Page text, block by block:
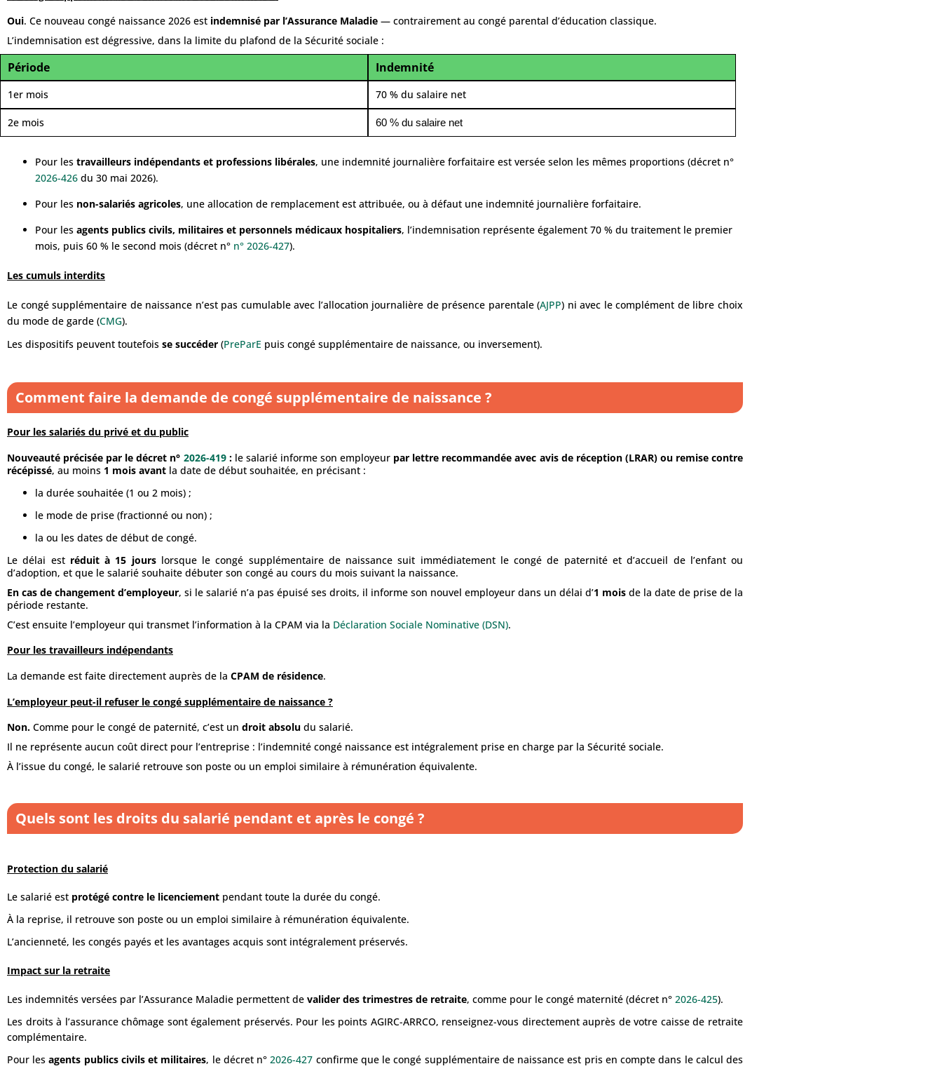
Oui. Ce nouveau congé naissance 2026 est indemnisé par l’Assurance Maladie — contrairement au congé parental d’éducation classique.
L’indemnisation est dégressive, dans la limite du plafond de la Sécurité sociale :
Période Indemnité
1er mois 70 % du salaire net
2e mois 60 % du salaire net
Pour les travailleurs indépendants et professions libérales, une indemnité journalière forfaitaire est versée selon les mêmes proportions (décret n°
2026-426 du 30 mai 2026).
Pour les non-salariés agricoles, une allocation de remplacement est attribuée, ou à défaut une indemnité journalière forfaitaire.
Pour les agents publics civils, militaires et personnels médicaux hospitaliers, l’indemnisation représente également 70 % du traitement le premier
mois, puis 60 % le second mois (décret n° n° 2026-427).
Les cumuls interdits
Le congé supplémentaire de naissance n’est pas cumulable avec l’allocation journalière de présence parentale (AJPP) ni avec le complément de libre choix
du mode de garde (CMG).
Les dispositifs peuvent toutefois se succéder (PreParE puis congé supplémentaire de naissance, ou inversement).
Comment faire la demande de congé supplémentaire de naissance ?
Pour les salariés du privé et du public
Nouveauté précisée par le décret n° 2026-419:le salarié informe son employeur par lettre recommandée avec avis de réception (LRAR) ou remise contre
récépissé, au moins 1 mois avant la date de début souhaitée, en précisant :
la durée souhaitée (1 ou 2 mois) ;
le mode de prise (fractionné ou non) ;
la ou les dates de début de congé.
Le délai est réduit à 15 jourslorsque le congé supplémentaire de naissance suit immédiatement le congé de paternité et d’accueil de l’enfant ou
d’adoption, et que le salarié souhaite débuter son congé au cours du mois suivant la naissance.
En cas de changement d’employeur, si le salarié n’a pas épuisé ses droits, il informe son nouvel employeur dans un délai d’1 mois de la date de prise de la
période restante.
C’est ensuite l’employeur qui transmet l’information à la CPAM via la Déclaration Sociale Nominative (DSN).
Pour les travailleurs indépendants
La demande est faite directement auprès de la CPAM de résidence.
L’employeur peut-il refuser le congé supplémentaire de naissance ?
Non. Comme pour le congé de paternité, c’est un droit absolu du salarié.
Il ne représente aucun coût direct pour l’entreprise : l’indemnité congé naissance est intégralement prise en charge par la Sécurité sociale.
À l’issue du congé, le salarié retrouve son poste ou un emploi similaire à rémunération équivalente.
Quels sont les droits du salarié pendant et après le congé ?
Protection du salarié
Le salarié est protégé contre le licenciement pendant toute la durée du congé.
À la reprise, il retrouve son poste ou un emploi similaire à rémunération équivalente.
L’ancienneté, les congés payés et les avantages acquis sont intégralement préservés.
Impact sur la retraite
Les indemnités versées par l’Assurance Maladie permettent de valider des trimestres de retraite, comme pour le congé maternité (décret n° 2026-425).
Les droits à l’assurance chômage sont également préservés. Pour les points AGIRC-ARRCO, renseignez-vous directement auprès de votre caisse de retraite
complémentaire.
Pour lesagents publics civils et militaires, le décret n° 2026-427 confirme que le congé supplémentaire de naissance est pris en compte dans le calcul des